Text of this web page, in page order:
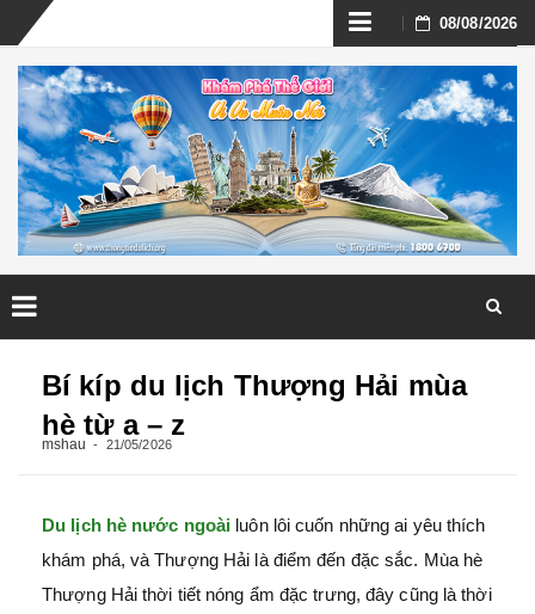
Skip
to
content
08/08/2026
Bí kíp du lịch Thượng Hải mùa
hè từ a – z
mshau 21/05/2026
Du lịch hè nước ngoài luôn lôi cuốn những ai yêu thích
khám phá, và Thượng Hải là điểm đến đặc sắc. Mùa hè
Thượng Hải thời tiết nóng ẩm đặc trưng, đây cũng là thời